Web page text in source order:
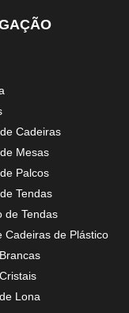
Cadeiras
Mesas
Palcos
Tendas
de Tendas
Cadeiras de Plástico
Lona